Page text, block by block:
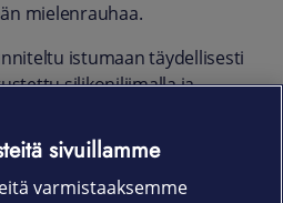
mielenrauhaa.
istumaan täydellisesti
silikoniliimalla ja
yksinkertaisen, että
tehdä sen ensimmäisellä
sivuillamme
varmistaaksemme